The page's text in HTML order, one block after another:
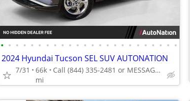
• • • • • • • • • • • • • • • • • • • • • • • •
2024 Hyundai Tucson SEL SUV AUTONATION
7/31
66k
mi
Call (844) 335-2481 or MESSAGE/CHAT to confirm availability